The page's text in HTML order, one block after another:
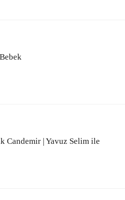
Candemir | Yavuz Selim ile